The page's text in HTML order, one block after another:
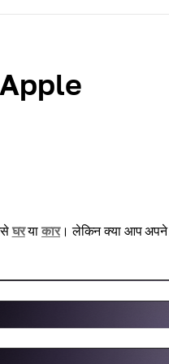
घरयाकार। लेकिन क्या आप अपने